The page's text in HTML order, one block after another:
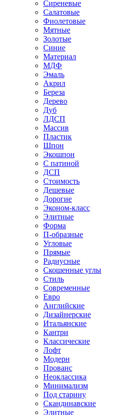
Сиреневые
Салатовые
Фиолетовые
Мятные
Золотые
Синие
Материал
МДФ
Эмаль
Акрил
Береза
Дерево
Дуб
ЛДСП
Массив
Пластик
Шпон
Экошпон
С патиной
ДСП
Стоимость
Дешевые
Дорогие
Эконом-класс
Элитные
Форма
П-образные
Угловые
Прямые
Радиусные
Скошенные углы
Стиль
Современные
Евро
Английские
Дизайнерские
Итальянские
Кантри
Классические
Лофт
Модерн
Прованс
Неоклассика
Минимализм
Под старину
Скандинавские
Элитные